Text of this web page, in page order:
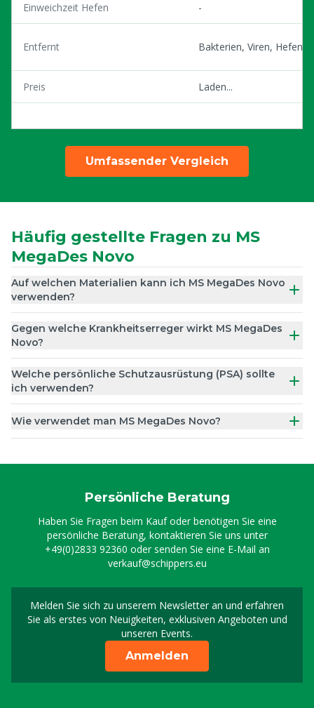
Einweichzeit Hefen -
Entfernt Bakterien, Viren, Hefen
Preis Laden...
Umfassender Vergleich
Häufig gestellte Fragen zu MS
MegaDes Novo
Auf welchen Materialien kann ich MS MegaDes Novo
verwenden?
Gegen welche Krankheitserreger wirkt MS MegaDes
Novo?
Welche persönliche Schutzausrüstung (PSA) sollte
ich verwenden?
Wie verwendet man MS MegaDes Novo?
Persönliche Beratung
Haben Sie Fragen beim Kauf oder benötigen Sie eine
persönliche Beratung, kontaktieren Sie uns unter
+49(0)2833 92360 oder senden Sie eine E-Mail an
verkauf@schippers.eu
Melden Sie sich zu unserem Newsletter an und erfahren
Sie als erstes von Neuigkeiten, exklusiven Angeboten und
unseren Events.
Melden Sie sich für
Anmelden